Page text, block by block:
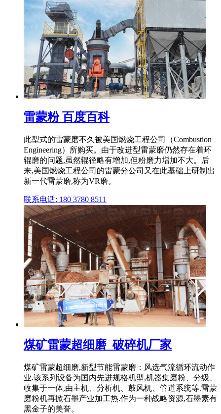
雷蒙粉 百度百科
此型式的雷蒙磨不久被美国燃烧工程公司（Combustion
Engineering）所购买。由于改进型雷蒙磨仍然存在着环
辊磨的问题,虽然辊径略有增加,但粉磨力增加不大。后
来,美国燃烧工程公司的雷蒙分公司又在此基础上研制出
新一代雷蒙磨,称为VR磨。
联系电话: 180 3780 8511
煤矿雷蒙超细磨_破碎机厂家
煤矿雷蒙超细磨,新型节能雷蒙磨：风选气流循环流动作
业.该系列设备为国内先进规格机型,机器集磨粉、分级、
收集于一体,由主机、分析机、鼓风机、管道系统等.雷蒙
磨粉机再掀石墨产业加工热.作为一种战略资源,石墨素有
黑金子的美誉。